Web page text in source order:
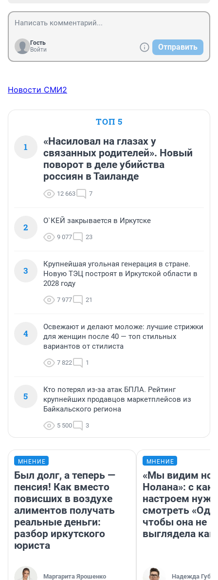
Гость
Войти
Отправить
Новости СМИ2
ТОП 5
1
«Насиловал на глазах у
связанных родителей». Новый
поворот в деле убийства
россиян в Таиланде
12 663 7
2
О`КЕЙ закрывается в Иркутске
9 077 23
3
Крупнейшая угольная генерация в стране.
Новую ТЭЦ построят в Иркутской области в
2028 году
7 977 21
4
Освежают и делают моложе: лучшие стрижки
для женщин после 40 — топ стильных
вариантов от стилиста
7 822 1
5
Кто потерял из-за атак БПЛА. Рейтинг
крупнейших продавцов маркетплейсов из
Байкальского региона
5 500 3
МНЕНИЕ
Был долг, а теперь —
пенсия! Как вместо
повисших в воздухе
алиментов получать
реальные деньги:
разбор иркутского
юриста
Маргарита Ярошенко
МНЕНИЕ
«Мы видим
Нолана»: с
настроем
смотреть
чтобы она не
выглядела как
Надежда